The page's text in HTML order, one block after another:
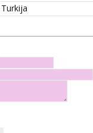
Turkija